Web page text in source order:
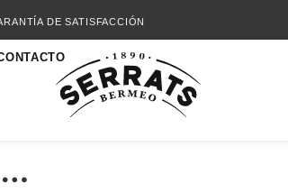
DE SATISFACCIÓN